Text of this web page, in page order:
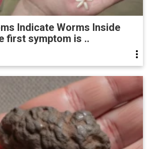
Indicate Worms Inside
first symptom is ..